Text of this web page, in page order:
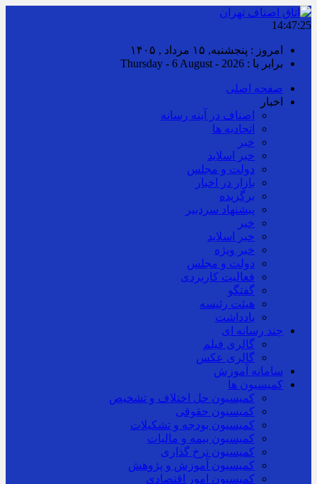
14:47:25
امروز : پنجشنبه, ۱۵ مرداد , ۱۴۰۵
برابر با : Thursday - 6 August - 2026
صفحه اصلی
اخبار
اصناف در آینه رسانه
اتحادیه ها
خبر
خبر اسلايد
دولت و مجلس
بازار در اخبار
برگزیده
پیشنهاد سردبیر
خبر
خبر اسلايد
خبر ویژه
دولت و مجلس
فعالیت کاربردی
گفتگو
هیئت رئیسه
یادداشت
چند رسانه ای
گالری فیلم
گالری عکس
سامانه آموزش
کمیسیون ها
کمیسیون حل اختلاف و تشخیص
کمیسیون حقوقی
کمیسیون بودجه و تشکیلات
کمیسیون بیمه و مالیات
کمیسیون نرخ گذاری
کمیسیون آموزش و پژوهش
کمیسیون امور اقتصادی